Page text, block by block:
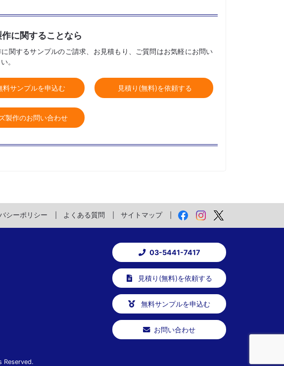
作に関することなら
に関するサンプルのご請求、お見積もり、ご質問はお気軽にお問い
。
料サンプルを申込む 見積り(無料)を依頼する
製作のお問い合わせ
シーポリシー よくある質問 サイトマップ
03-5441-7417
見積り(無料)を依頼する
無料サンプルを申込む
お問い合わせ
Reserved.